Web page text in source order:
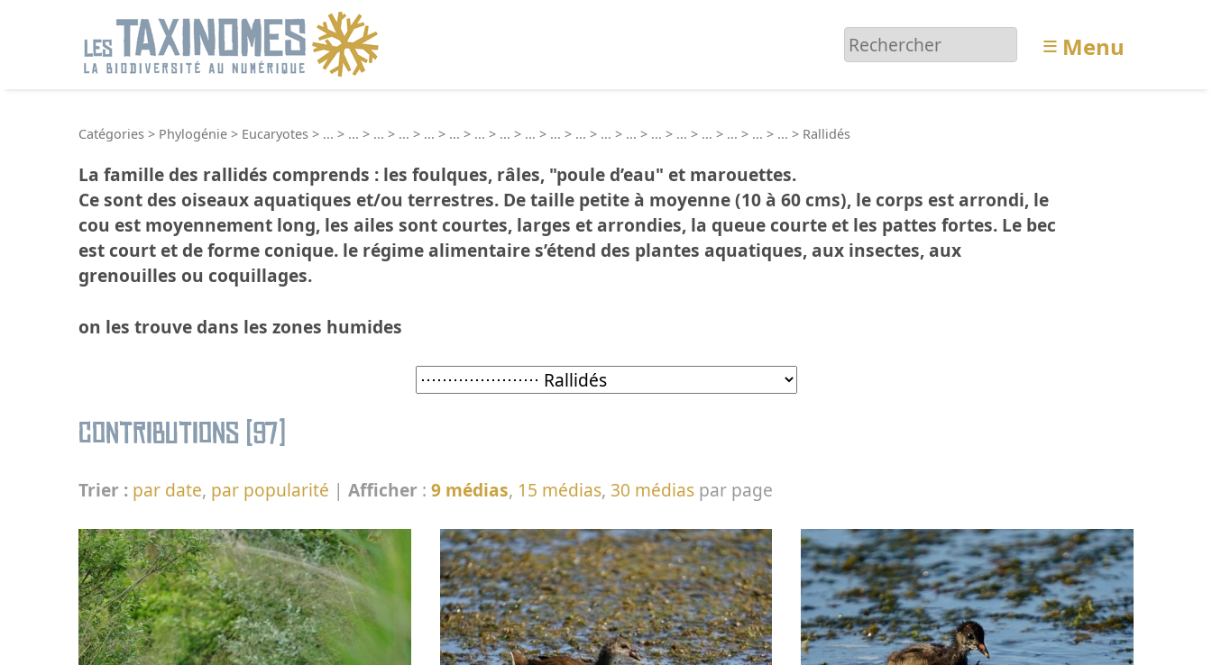
≡ Menu
Catégories > Phylogénie > Eucaryotes > ... > ... > ... > ... > ... > ... > ... > ... > ... > ... > ... > ... > ... > ... > ... > ... > ... > ... > ... > Rallidés
La famille des rallidés comprends : les foulques, râles, "poule d’eau" et marouettes.
Ce sont des oiseaux aquatiques et/ou terrestres. De taille petite à moyenne (10 à 60 cms), le corps est arrondi, le
cou est moyennement long, les ailes sont courtes, larges et arrondies, la queue courte et les pattes fortes. Le bec
est court et de forme conique. le régime alimentaire s’étend des plantes aquatiques, aux insectes, aux
grenouilles ou coquillages.
on les trouve dans les zones humides
Contributions (97)
Trier : par date, par popularité | Afficher : 9 médias, 15 médias, 30 médias par page